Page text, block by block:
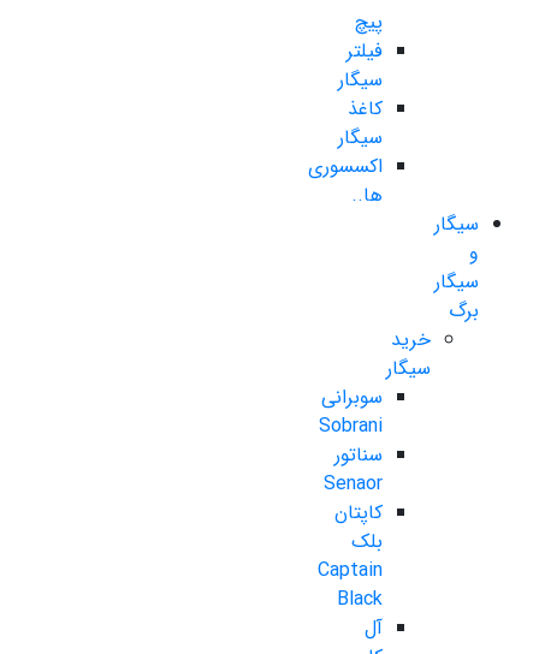
پیچ
فیلتر
سیگار
کاغذ
سیگار
اکسسوری
ها..
سیگار
و
سیگار
برگ
خرید
سیگار
سوبرانی
Sobrani
سناتور
Senaor
کاپتان
بلک
Captain
Black
آل